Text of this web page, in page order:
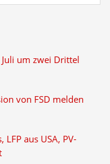
um zwei Drittel
von FSD melden
aus USA, PV-